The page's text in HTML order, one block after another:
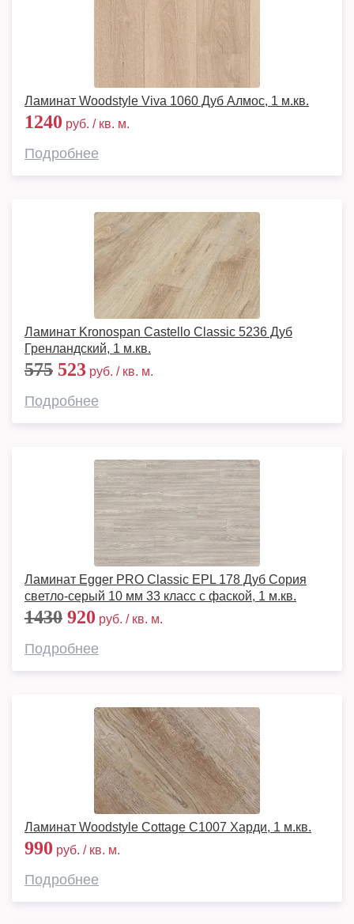
Ламинат Woodstyle Viva 1060 Дуб Алмос, 1 м.кв.
1240 руб. / кв. м.
Подробнее
Ламинат Kronospan Castello Classic 5236 Дуб
Гренландский, 1 м.кв.
575 523 руб. / кв. м.
Подробнее
Ламинат Egger PRO Classic EPL 178 Дуб Сория
светло-серый 10 мм 33 класс с фаской, 1 м.кв.
1430 920 руб. / кв. м.
Подробнее
Ламинат Woodstyle Cottage C1007 Харди, 1 м.кв.
990 руб. / кв. м.
Подробнее